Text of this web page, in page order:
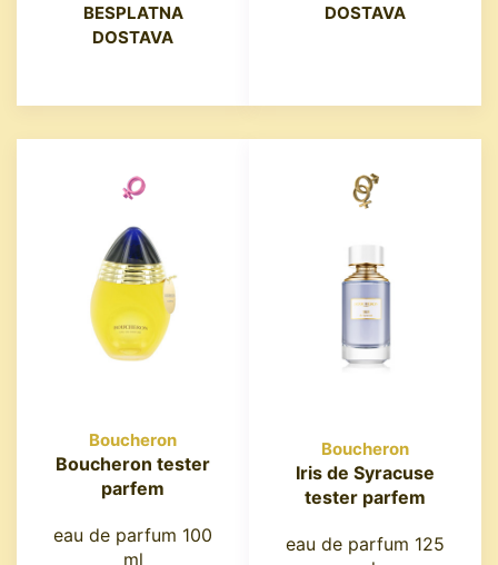
BESPLATNA
DOSTAVA
DOSTAVA
Boucheron
Boucheron tester
parfem
eau de parfum 100
ml
Boucheron
Iris de Syracuse
tester parfem
eau de parfum 125